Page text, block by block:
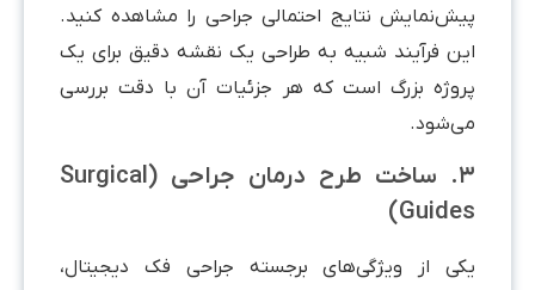
نتایج احتمالی جراحی را مشاهده کنید.
فرآیند شبیه به طراحی یک نقشه دقیق برای یک
بزرگ است که هر جزئیات آن با دقت بررسی
۳. ساخت طرح درمان جراحی (Surgical
از ویژگی‌های برجسته جراحی فک دیجیتال،